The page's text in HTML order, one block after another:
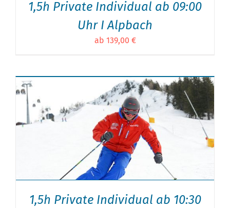
1,5h Private Individual ab 09:00
Uhr I Alpbach
ab 139,00 €
1,5h Private Individual ab 10:30